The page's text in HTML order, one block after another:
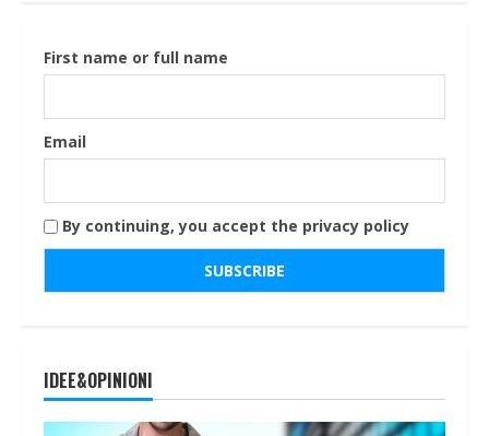
First name or full name
Email
By continuing, you accept the privacy policy
IDEE&OPINIONI